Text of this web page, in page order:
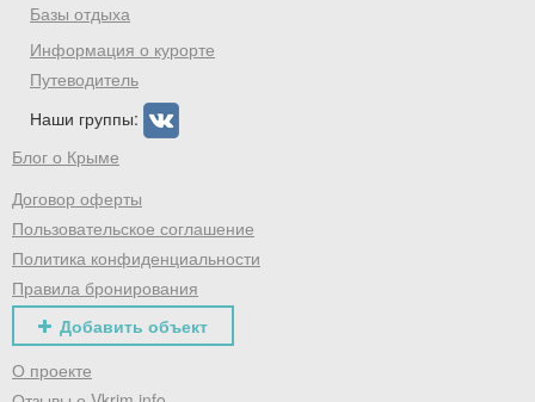
Базы отдыха
Информация о курорте
Путеводитель
Наши группы:
Блог о Крыме
Договор оферты
Пользовательское соглашение
Политика конфиденциальности
Правила бронирования
Добавить объект
О проекте